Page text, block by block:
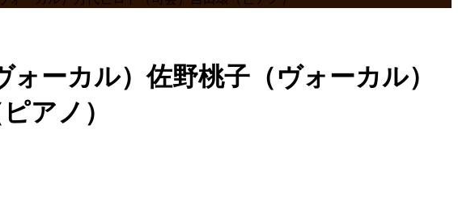
ーカル）佐野桃子（ヴォーカル）
アノ）